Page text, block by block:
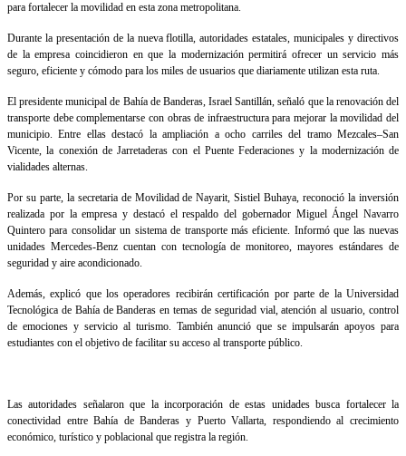
para fortalecer la movilidad en esta zona metropolitana.
Durante la presentación de la nueva flotilla, autoridades estatales, municipales y directivos
de la empresa coincidieron en que la modernización permitirá ofrecer un servicio más
seguro, eficiente y cómodo para los miles de usuarios que diariamente utilizan esta ruta.
El presidente municipal de Bahía de Banderas, Israel Santillán, señaló que la renovación del
transporte debe complementarse con obras de infraestructura para mejorar la movilidad del
municipio. Entre ellas destacó la ampliación a ocho carriles del tramo Mezcales–San
Vicente, la conexión de Jarretaderas con el Puente Federaciones y la modernización de
vialidades alternas.
Por su parte, la secretaria de Movilidad de Nayarit, Sistiel Buhaya, reconoció la inversión
realizada por la empresa y destacó el respaldo del gobernador Miguel Ángel Navarro
Quintero para consolidar un sistema de transporte más eficiente. Informó que las nuevas
unidades Mercedes-Benz cuentan con tecnología de monitoreo, mayores estándares de
seguridad y aire acondicionado.
Además, explicó que los operadores recibirán certificación por parte de la Universidad
Tecnológica de Bahía de Banderas en temas de seguridad vial, atención al usuario, control
de emociones y servicio al turismo. También anunció que se impulsarán apoyos para
estudiantes con el objetivo de facilitar su acceso al transporte público.
Las autoridades señalaron que la incorporación de estas unidades busca fortalecer la
conectividad entre Bahía de Banderas y Puerto Vallarta, respondiendo al crecimiento
económico, turístico y poblacional que registra la región.